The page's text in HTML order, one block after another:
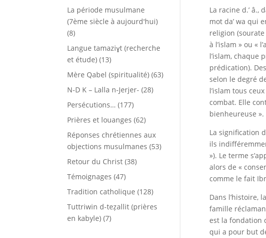
La racine d.’
mot da’ wa qui
religion
à l’islam » ou «
l’islam, chaque
prédication).
selon le degré
l’islam tous
combat. Elle
bienheureuse ».
La signification
ils
»). Le terme
alors de «
comme le fait
Dans l’histoire,
famille
est la fondation
qui a pour but
La période musulmane
(7ème siècle à aujourd'hui)
(8)
Langue tamaziɣt (recherche
et étude) (13)
Mère Qabel (spiritualité) (63)
N-D K – Lalla n-Jerjer- (28)
Persécutions… (177)
Prières et louanges (62)
Réponses chrétiennes aux
objections musulmanes (53)
Retour du Christ (38)
Témoignages (47)
Tradition catholique (128)
Tuttriwin d-teẓallit (prières
en kabyle) (7)